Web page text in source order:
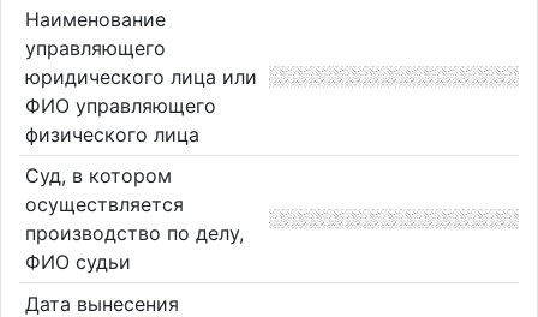
Наименование
управляющего
юридического лица или
ФИО управляющего
физического лица
Суд, в котором
осуществляется
производство по делу,
ФИО судьи
Дата вынесения